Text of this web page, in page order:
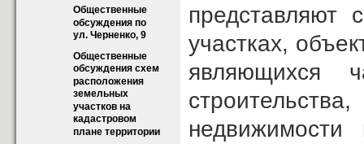
Общественные
обсуждения по
ул. Черненко, 9
Общественные
обсуждения схем
расположения
земельных
участков на
кадастровом
плане территории
представляют
участках,
являющихся